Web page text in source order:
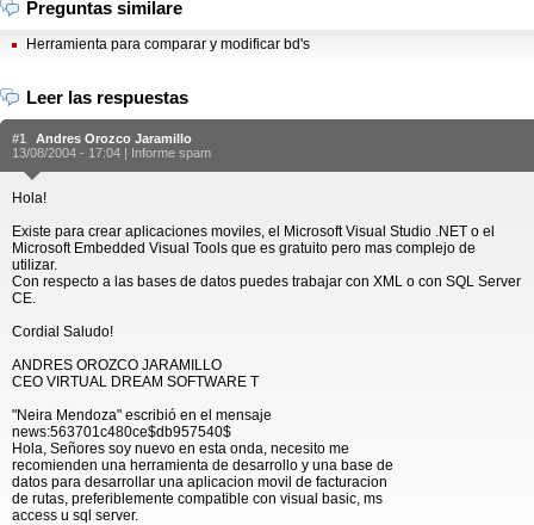
Preguntas similare
Herramienta para comparar y modificar bd's
Leer las respuestas
#1
Andres Orozco Jaramillo
13/08/2004 - 17:04 | Informe spam
Hola!
Existe para crear aplicaciones moviles, el Microsoft Visual Studio .NET o el
Microsoft Embedded Visual Tools que es gratuito pero mas complejo de
utilizar.
Con respecto a las bases de datos puedes trabajar con XML o con SQL Server
CE.
Cordial Saludo!
ANDRES OROZCO JARAMILLO
CEO VIRTUAL DREAM SOFTWARE T
"Neira Mendoza" escribió en el mensaje
news:563701c480ce$db957540$
Hola, Señores soy nuevo en esta onda, necesito me
recomienden una herramienta de desarrollo y una base de
datos para desarrollar una aplicacion movil de facturacion
de rutas, preferiblemente compatible con visual basic, ms
access u sql server.